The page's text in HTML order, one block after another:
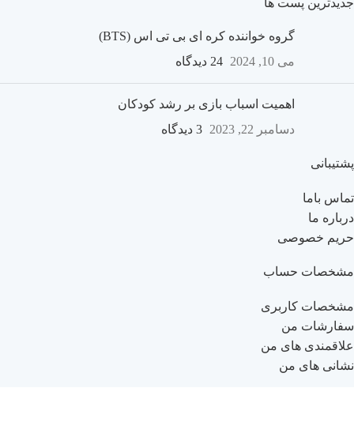
گروه خواننده کره ای بی تی اس (BTS)
می 10, 2024
24 دیدگاه
اهمیت اسباب بازی بر رشد کودکان
دسامبر 22, 2023
3 دیدگاه
پشتیبانی
تماس باما
درباره ما
حریم خصوصی
مشخصات حساب
مشخصات کاربری
سفارشات من
علاقمندی های من
نشانی های من